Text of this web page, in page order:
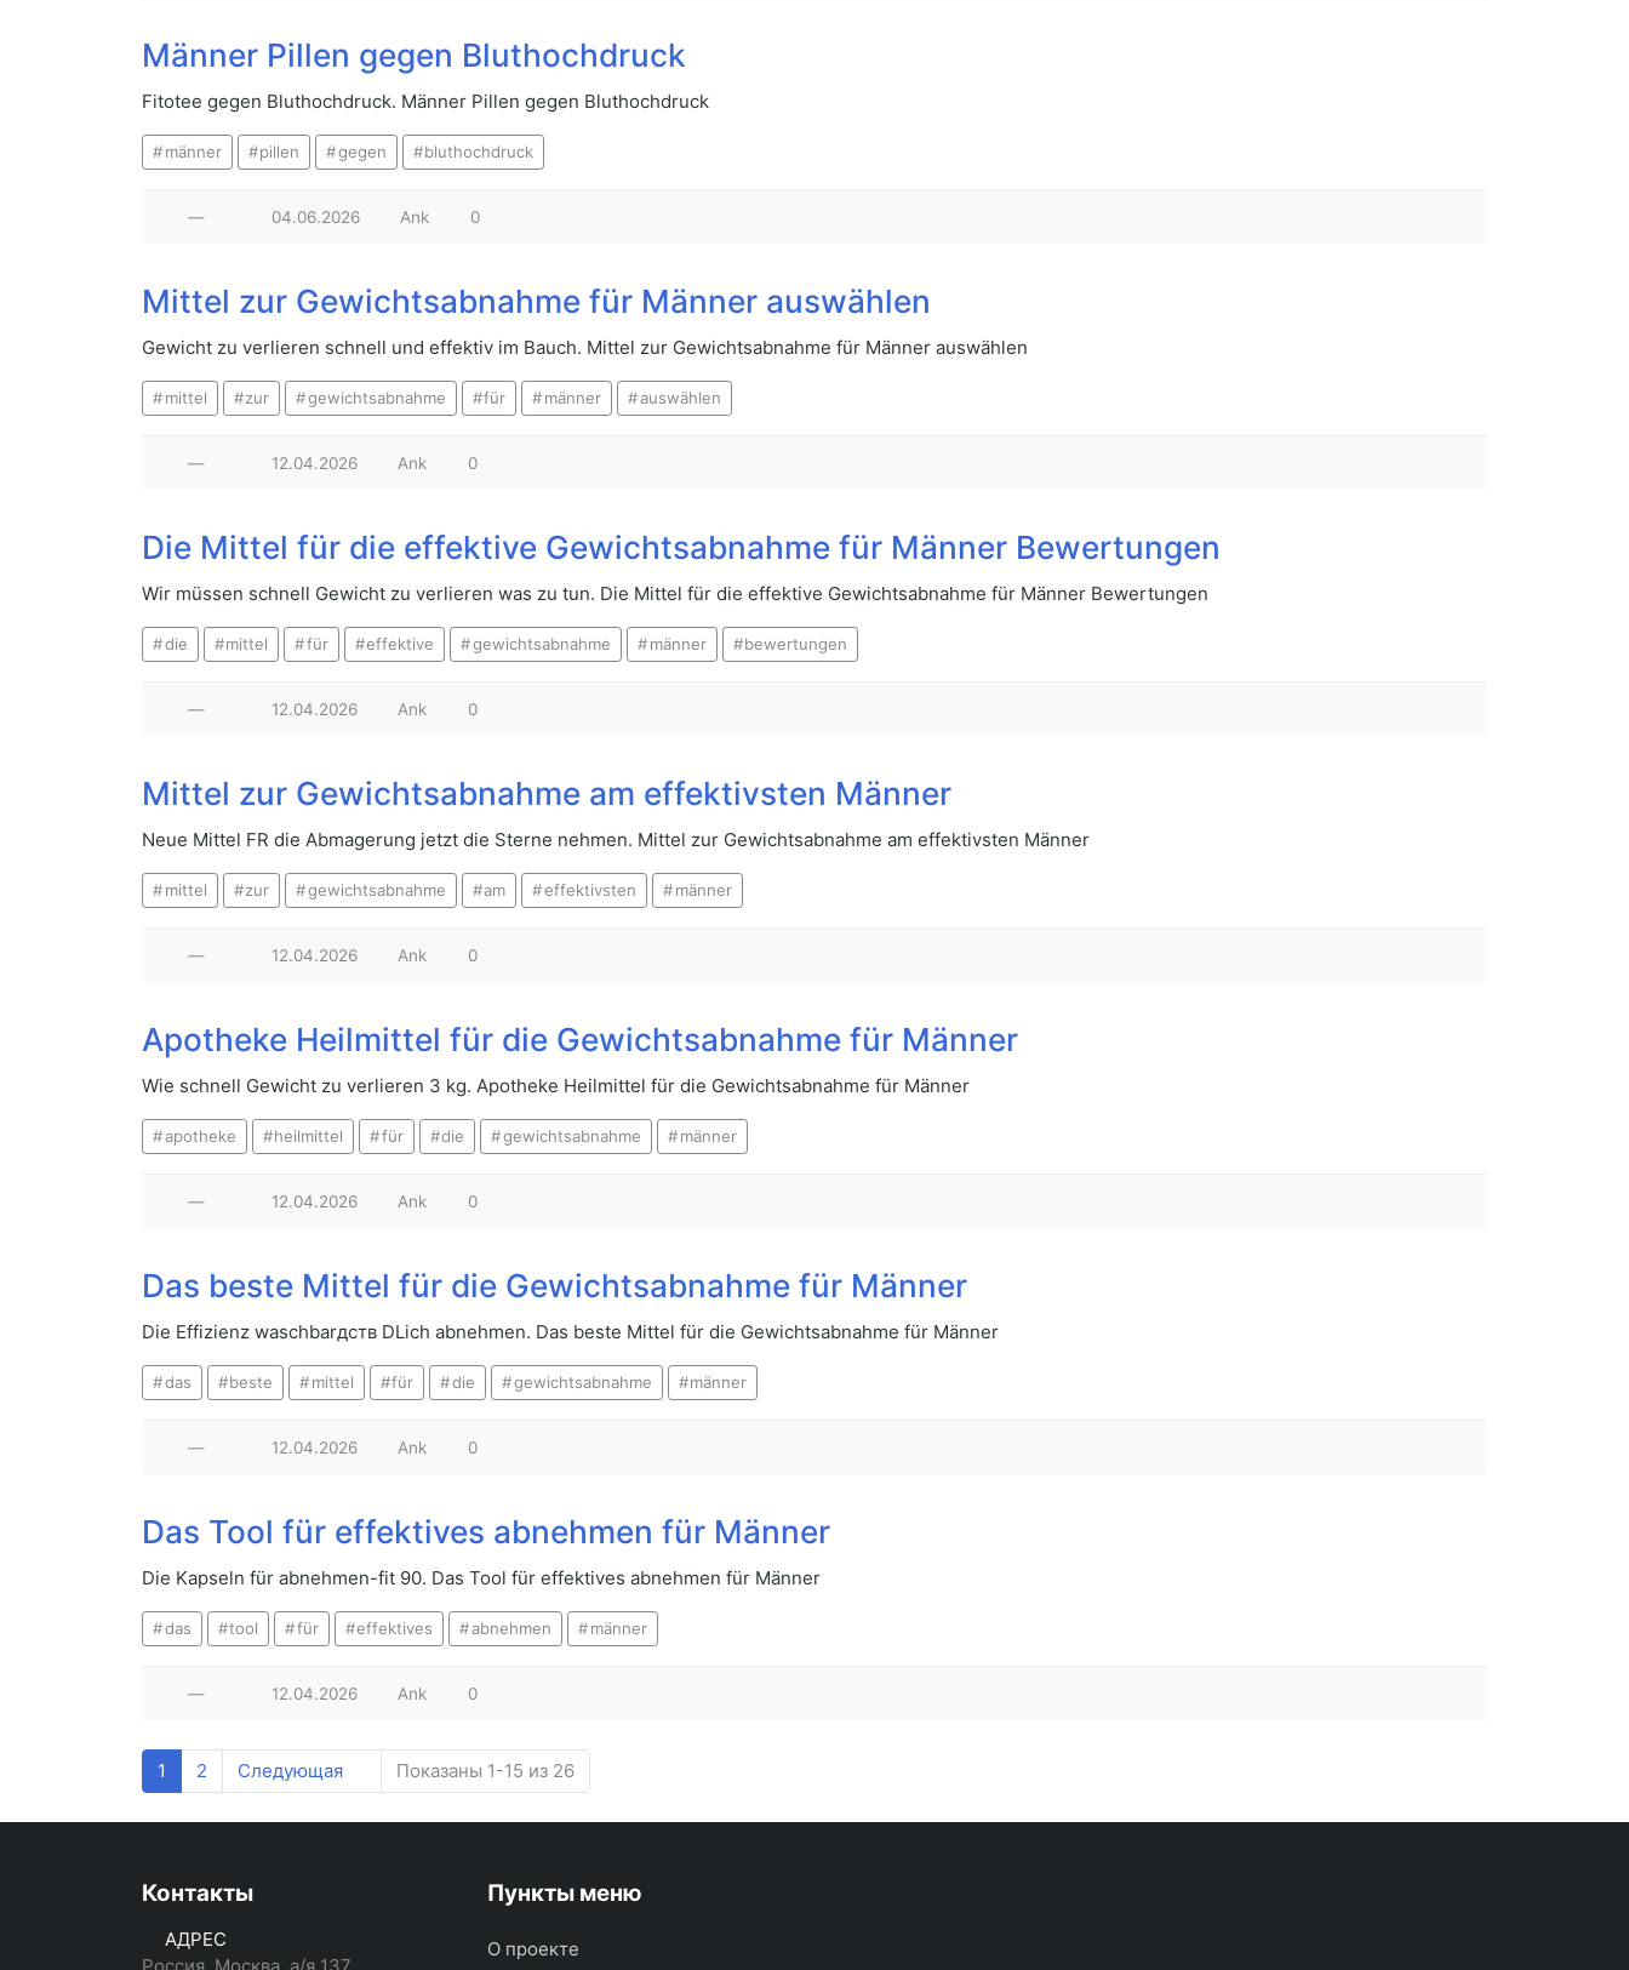
Männer Pillen gegen Bluthochdruck
Fitotee gegen Bluthochdruck. Männer Pillen gegen Bluthochdruck
männer pillen gegen bluthochdruck
— 04.06.2026 Ank 0
Mittel zur Gewichtsabnahme für Männer auswählen
Gewicht zu verlieren schnell und effektiv im Bauch. Mittel zur Gewichtsabnahme für Männer auswählen
mittel zur gewichtsabnahme für männer auswählen
— 12.04.2026 Ank 0
Die Mittel für die effektive Gewichtsabnahme für Männer Bewertungen
Wir müssen schnell Gewicht zu verlieren was zu tun. Die Mittel für die effektive Gewichtsabnahme für Männer Bewertungen
die mittel für effektive gewichtsabnahme männer bewertungen
— 12.04.2026 Ank 0
Mittel zur Gewichtsabnahme am effektivsten Männer
Neue Mittel FR die Abmagerung jetzt die Sterne nehmen. Mittel zur Gewichtsabnahme am effektivsten Männer
mittel zur gewichtsabnahme am effektivsten männer
— 12.04.2026 Ank 0
Apotheke Heilmittel für die Gewichtsabnahme für Männer
Wie schnell Gewicht zu verlieren 3 kg. Apotheke Heilmittel für die Gewichtsabnahme für Männer
apotheke heilmittel für die gewichtsabnahme männer
— 12.04.2026 Ank 0
Das beste Mittel für die Gewichtsabnahme für Männer
Die Effizienz waschbarдств DLich abnehmen. Das beste Mittel für die Gewichtsabnahme für Männer
das beste mittel für die gewichtsabnahme männer
— 12.04.2026 Ank 0
Das Tool für effektives abnehmen für Männer
Die Kapseln für abnehmen-fit 90. Das Tool für effektives abnehmen für Männer
das tool für effektives abnehmen männer
— 12.04.2026 Ank 0
1 2 Следующая Показаны 1-15 из 26
Контакты
АДРЕС
Пункты меню
О проекте